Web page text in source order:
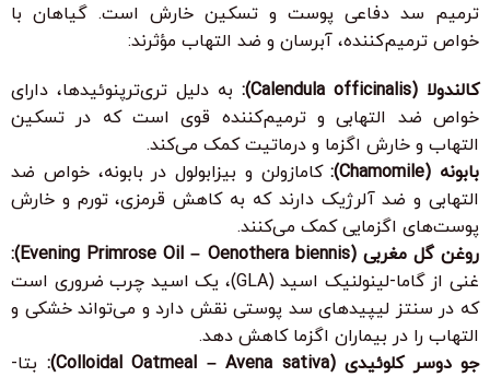
ترمیم سد دفاعی پوست و تسکین خارش است. گیاهان با
خواص ترمیم‌کننده، آبرسان و ضد التهاب مؤثرند:
کالندولا (Calendula officinalis):
به دلیل تری‌ترپنوئیدها، دارای
خواص ضد التهابی و ترمیم‌کننده قوی است که در تسکین
التهاب و خارش اگزما و درماتیت کمک می‌کند.
بابونه (Chamomile):
کامازولن و بیزابولول در بابونه، خواص ضد
التهابی و ضد آلرژیک دارند که به کاهش قرمزی، تورم و خارش
پوست‌های اگزمایی کمک می‌کنند.
روغن گل مغربی (Evening Primrose Oil – Oenothera biennis):
غنی از گاما-لینولنیک اسید (GLA)، یک اسید چرب ضروری است
که در سنتز لیپیدهای سد پوستی نقش دارد و می‌تواند خشکی و
التهاب را در بیماران اگزما کاهش دهد.
جو دوسر کلوئیدی (Colloidal Oatmeal – Avena sativa):
بتا-